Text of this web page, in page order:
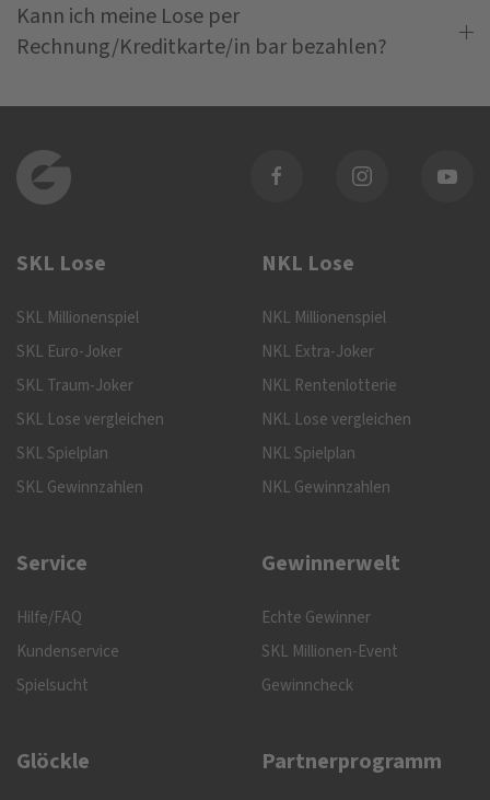
Kann ich meine Lose per
Rechnung/Kreditkarte/in bar bezahlen?
SKL Lose
SKL Millionenspiel
SKL Euro-Joker
SKL Traum-Joker
SKL Lose vergleichen
SKL Spielplan
SKL Gewinnzahlen
Service
Hilfe/FAQ
Kundenservice
Spielsucht
Glöckle
NKL Lose
NKL Millionenspiel
NKL Extra-Joker
NKL Rentenlotterie
NKL Lose vergleichen
NKL Spielplan
NKL Gewinnzahlen
Gewinnerwelt
Echte Gewinner
SKL Millionen-Event
Gewinncheck
Partnerprogramm